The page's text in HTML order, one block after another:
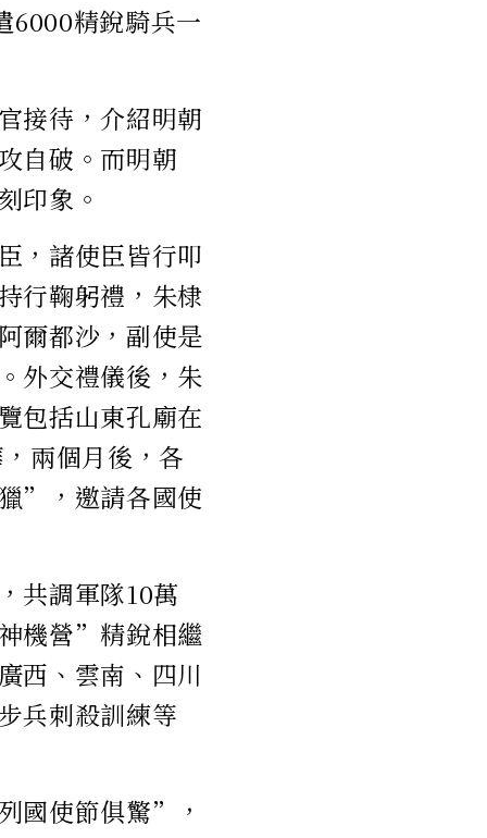
6000精銳騎兵一
接待，介紹明朝
自破。而明朝
印象。
，諸使臣皆行叩
行鞠躬禮，朱棣
爾都沙，副使是
外交禮儀後，朱
包括山東孔廟在
兩個月後，各
”，邀請各國使
共調軍隊10萬
機營”精銳相繼
西、雲南、四川
兵刺殺訓練等
使節俱驚”，